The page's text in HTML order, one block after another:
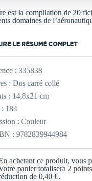
est la compilation de 20
domaines de
LE RÉSUMÉ COMPLET
: 335838
: Dos carré collé
: 14,8x21 cm
: 184
: Couleur
: 9782839944984
achetant ce produit, vous
panier totalisera 2 points
de 0,40 €.